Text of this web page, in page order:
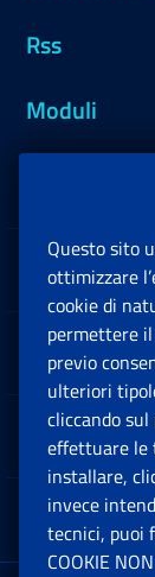
Rss
Moduli
Sedi e Contatti
Software
Note Legali
App mobile
Questo sito
ottimizzare
cookie di
permettere
previo
ulteriori
cliccando sul
effettuare le
installare,
invece
tecnici, puoi
COOKIE